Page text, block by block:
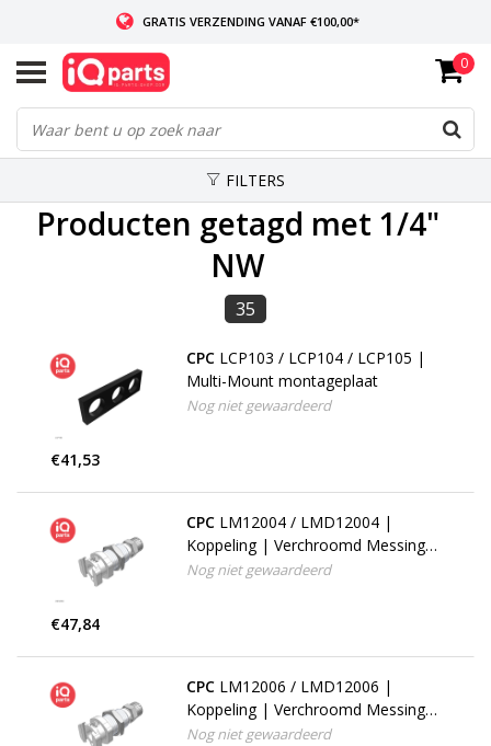
GRATIS VERZENDING VANAF €100,00*
INDIEN VOORRADIG: VOOR 14:00 BESTELD, ZELFDE DAG VERZONDEN
WERELDWIJDE LEVERING
0
FILTERS
Producten getagd met 1/4"
NW
35
CPC LCP103 / LCP104 / LCP105 |
Multi-Mount montageplaat
Nog niet gewaardeerd
€41,53
CPC LM12004 / LMD12004 |
Koppeling | Verchroomd Messing |
PTF Klemring 6.4 mm OD / 4.3 mm
Nog niet gewaardeerd
€47,84
CPC LM12006 / LMD12006 |
Koppeling | Verchroomd Messing |
PTF Klemring 9.5 mm OD / 6.4 mm
Nog niet gewaardeerd